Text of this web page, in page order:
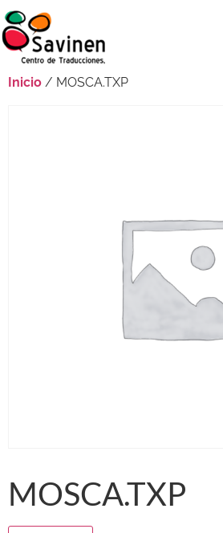
Inicio / MOSCA.TXP
MOSCA.TXP